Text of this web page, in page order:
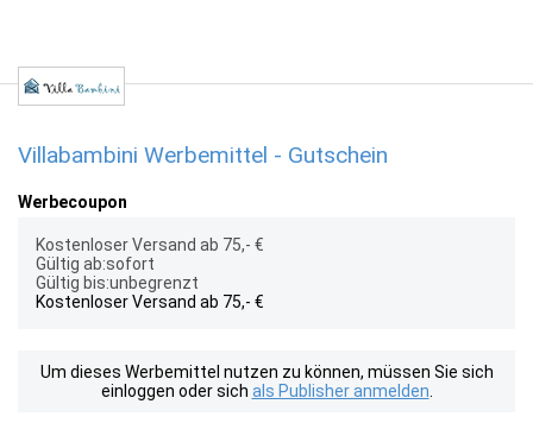
Villabambini Werbemittel - Gutschein
Werbecoupon
Kostenloser Versand ab 75,- €
Gültig ab:sofort
Gültig bis:unbegrenzt
Kostenloser Versand ab 75,- €
Um dieses Werbemittel nutzen zu können, müssen Sie sich
einloggen oder sich als Publisher anmelden